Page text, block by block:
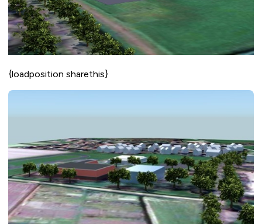
{loadposition sharethis}